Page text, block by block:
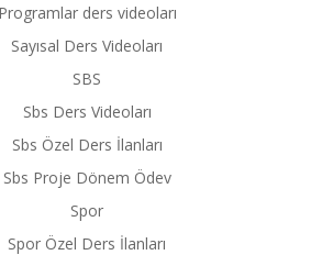
Programlar ders videoları
Sayısal Ders Videoları
SBS
Sbs Ders Videoları
Sbs Özel Ders İlanları
Sbs Proje Dönem Ödev
Spor
Spor Özel Ders İlanları